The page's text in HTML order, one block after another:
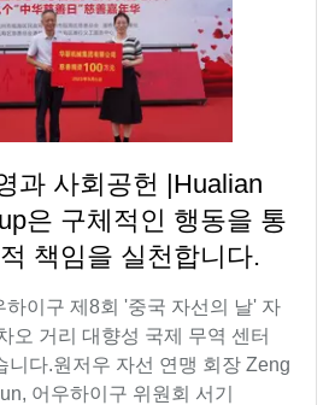
과 사회공헌 |Hualian
은 구체적인 행동을 통
책임을 실천합니다.
하이구 제8회 '중국 자선의 날' 자
오 거리 대향성 국제 무역 센터
니다.원저우 자선 연맹 회장 Zeng
어우하이구 위원회 서기